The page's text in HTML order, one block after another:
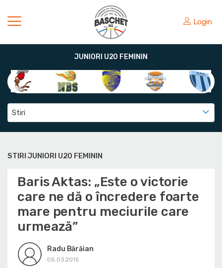
Login
JUNIORI U20 FEMININ
Stiri
STIRI JUNIORI U20 FEMININ
Baris Aktas: „Este o victorie
care ne dă o încredere foarte
mare pentru meciurile care
urmează”
Radu Bărăian
05.03.2015